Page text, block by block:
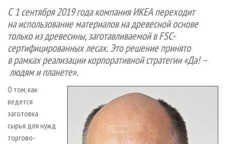
СУШКА ДРЕВЕСИНЫ
ПРОИЗВОДСТВО ДРЕВЕСНЫХ ПЛИТ
ДЕРЕВЯННОЕ ДОМОСТРОЕНИЕ
ПРОИЗВОДСТВО МЕБЕЛИ
БИОЭНЕРГЕТИКА
ЦБП
ИНСТРУМЕНТ И МАТЕРИАЛЫ
ПЕРСОНЫ
МОБИЛЬНЫЕ ВЫСТАВКИ
ОФИЦИАЛЬНЫЕ ДЕЛЕГАЦИИ
ПРИОРИТЕТНЫЕ ИНВЕСТПРОЕКТЫ
RUSSIAN FORESTRY REVIEW
ГАЗЕТА ЛЕСПРОМФОРУМ
БИБЛИОТЕКА СПЕЦИАЛИСТА
КОНТАКТЫ
РЕКЛАМА
РЕКЛАМА НА САЙТЕ
С 1 сентября 2019 года компания ИКЕА переходит
на использование материалов на древесной основе
только из древесины, заготавливаемой в FSC-
сертифицированных лесах. Это решение принято
в рамках реализации корпоративной стратегии «Да! –
людям и планете».
О том, как
ведется
заготовка
сырья для нужд
торгово-